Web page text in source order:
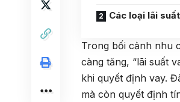
Các loại lãi
Trong bối cảnh nhu
càng tăng, “lãi suất
khi quyết định vay.
mà còn quyết định